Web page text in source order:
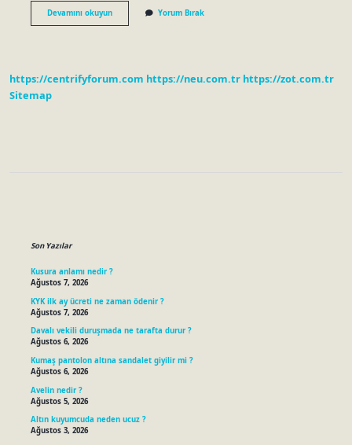
Devamını okuyunSerenay
Sarıkaya
Mi
Yorum Bırak
https://centrifyforum.com https://neu.com.tr https://zot.com.tr
Sitemap
Son Yazılar
Kusura anlamı nedir ?
Ağustos 7, 2026
KYK ilk ay ücreti ne zaman ödenir ?
Ağustos 7, 2026
Davalı vekili duruşmada ne tarafta durur ?
Ağustos 6, 2026
Kumaş pantolon altına sandalet giyilir mi ?
Ağustos 6, 2026
Avelin nedir ?
Ağustos 5, 2026
Altın kuyumcuda neden ucuz ?
Ağustos 3, 2026